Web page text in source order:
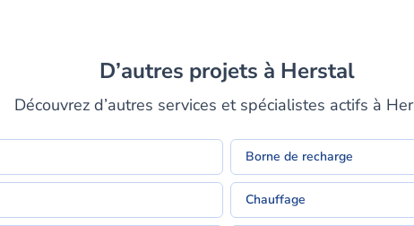
D’autres projets à Herstal
Découvrez d’autres services et spécialistes actifs à
Borne de recharge
Chauffage